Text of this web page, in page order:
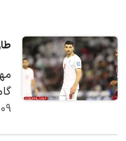
۰۹ خرداد ۱۴۰۵